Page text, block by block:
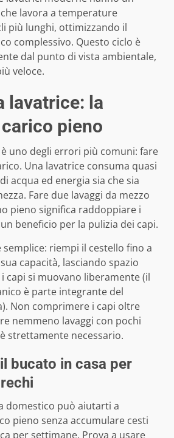
lavora a temperature
più lunghi, ottimizzando il
complessivo. Questo ciclo è
dal punto di vista ambientale,
veloce.
lavatrice: la
pieno
uno degli errori più comuni: fare
Una lavatrice consuma quasi
acqua ed energia sia che sia
Fare due lavaggi da mezzo
pieno significa raddoppiare i
beneficio per la pulizia dei capi.
semplice: riempi il cestello fino a
capacità, lasciando spazio
capi si muovano liberamente (il
è parte integrante del
Non comprimere i capi oltre
nemmeno lavaggi con pochi
strettamente necessario.
bucato in casa per
domestico può aiutarti a
pieno senza accumulare cesti
per settimane. Prova a usare